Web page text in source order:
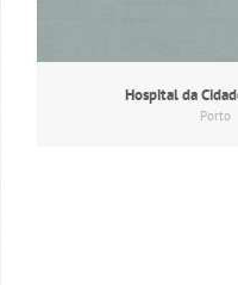
Hospital da
Porto